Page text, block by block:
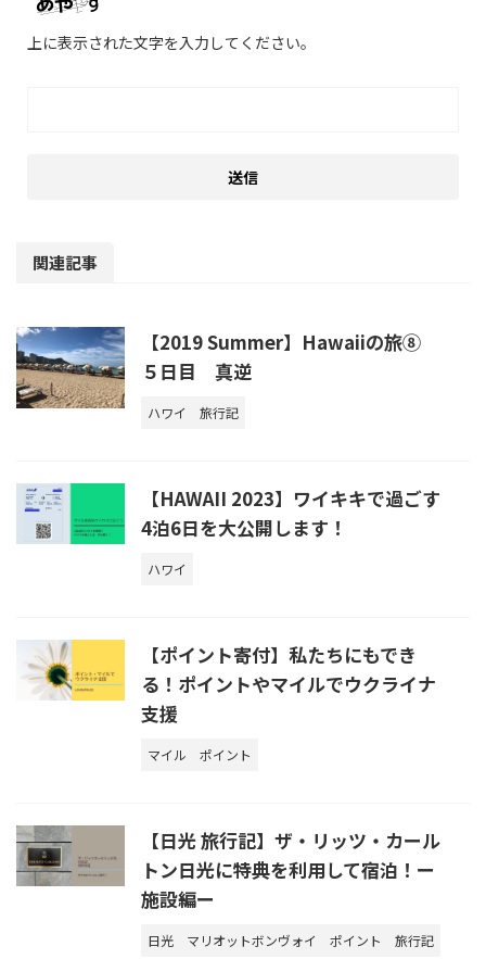
上に表示された文字を入力してください。
関連記事
【2019 Summer】Hawaiiの旅⑧
５日目 真逆
ハワイ 旅行記
【HAWAII 2023】ワイキキで過ごす
4泊6日を大公開します！
ハワイ
【ポイント寄付】私たちにもでき
る！ポイントやマイルでウクライナ
支援
マイル ポイント
【日光 旅行記】ザ・リッツ・カール
トン日光に特典を利用して宿泊！ー
施設編ー
日光 マリオットボンヴォイ ポイント 旅行記